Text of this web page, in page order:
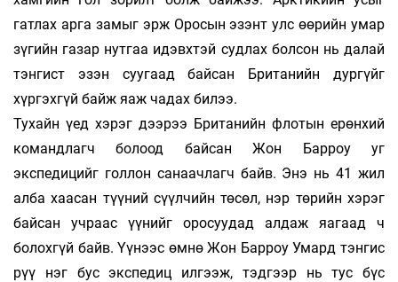
гатлах арга замыг эрж Оросын эзэнт улс өөрийн умар
зүгийн газар нутгаа идэвхтэй судлах болсон нь далай
тэнгист эзэн суугаад байсан Британийн дургүйг
хүргэхгүй байж яаж чадах билээ.
Тухайн үед хэрэг дээрээ Британийн флотын ерөн­хий
командлагч болоод байсан Жон Барроу уг
экспедицийг голлон санаачлагч байв. Энэ нь 41 жил
алба хаасан түүний сүүлчийн төсөл, нэр тө­рийн хэрэг
байсан учраас үүнийг оросуудад ал­д­аж яагаад ч
болохгүй байв. Үүнээс өмнө Жон Барроу Умард тэнгис
рүү нэг бус экспедиц илгээж, тэдгээр нь тус бүс